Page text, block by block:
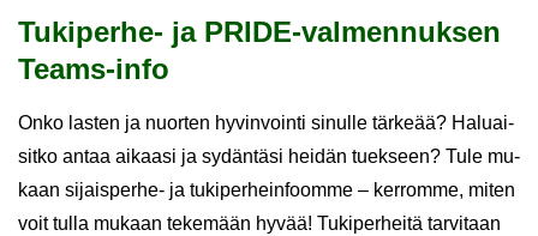
Tukiperhe-​ ja PRIDE-​valmennuksen
Teams-​info
Onko las­ten ja nuor­ten hy­vin­voin­ti si­nul­le tär­ke­ää? Ha­luai­
sit­ko antaa ai­kaa­si ja sy­dän­tä­si hei­dän tuek­seen? Tule mu­
kaan sijaisperhe-​ ja tu­ki­per­hein­foom­me – ker­rom­me, miten
voit tulla mu­kaan te­ke­mään hyvää! Tu­ki­per­hei­tä tar­vi­taan